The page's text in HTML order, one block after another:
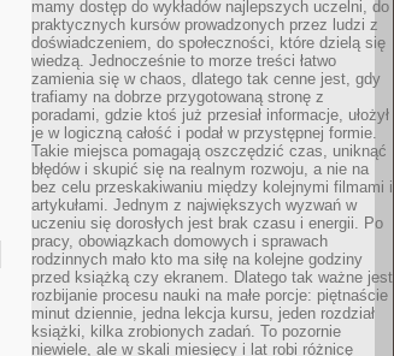
mamy dostęp do wykładów najlepszych uczelni, do
praktycznych kursów prowadzonych przez ludzi z
doświadczeniem, do społeczności, które dzielą się
wiedzą. Jednocześnie to morze treści łatwo
zamienia się w chaos, dlatego tak cenne jest, gdy
trafiamy na dobrze przygotowaną stronę z
poradami, gdzie ktoś już przesiał informacje, ułożył
je w logiczną całość i podał w przystępnej formie.
Takie miejsca pomagają oszczędzić czas, uniknąć
błędów i skupić się na realnym rozwoju, a nie na
bez celu przeskakiwaniu między kolejnymi filmami i
artykułami. Jednym z największych wyzwań w
uczeniu się dorosłych jest brak czasu i energii. Po
pracy, obowiązkach domowych i sprawach
rodzinnych mało kto ma siłę na kolejne godziny
przed książką czy ekranem. Dlatego tak ważne jest
rozbijanie procesu nauki na małe porcje: piętnaście
minut dziennie, jedna lekcja kursu, jeden rozdział
książki, kilka zrobionych zadań. To pozornie
niewiele, ale w skali miesięcy i lat robi różnicę